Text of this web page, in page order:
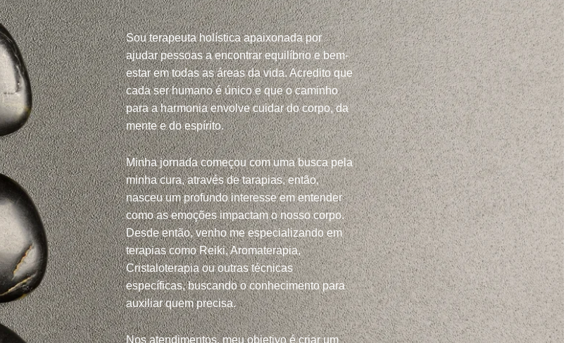
Sou terapeuta holística apaixonada por
ajudar pessoas a encontrar equilíbrio e bem-
estar em todas as áreas da vida. Acredito que
cada ser humano é único e que o caminho
para a harmonia envolve cuidar do corpo, da
mente e do espírito.
Minha jornada começou com uma busca pela
minha cura, através de tarapias, então,
nasceu um profundo interesse em entender
como as emoções impactam o nosso corpo.
Desde então, venho me especializando em
terapias como Reiki, Aromaterapia,
Cristaloterapia ou outras técnicas
específicas, buscando o conhecimento para
auxiliar quem precisa.
Nos atendimentos, meu objetivo é criar um